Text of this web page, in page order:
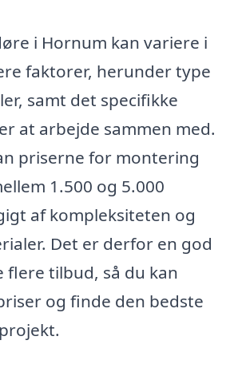
i Hornum kan variere i
faktorer, herunder type
samt det specifikke
at arbejde sammen med.
priserne for montering
1.500 og 5.000
af kompleksiteten og
Det er derfor en god
flere tilbud, så du kan
og finde den bedste